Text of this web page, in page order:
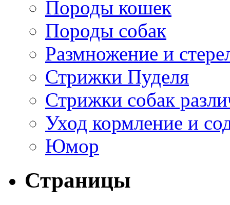
Породы кошек
Породы собак
Размножение и
Стрижки Пуделя
Стрижки собак
Уход кормление и
Юмор
Страницы